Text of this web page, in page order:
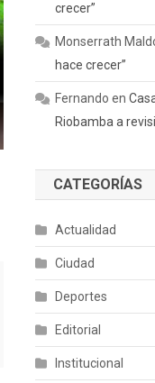
crecer”
Monserrath
hace crecer”
Fernando en
Riobamba a
CATEGORÍAS
Actualidad
Ciudad
Deportes
Editorial
Institucional